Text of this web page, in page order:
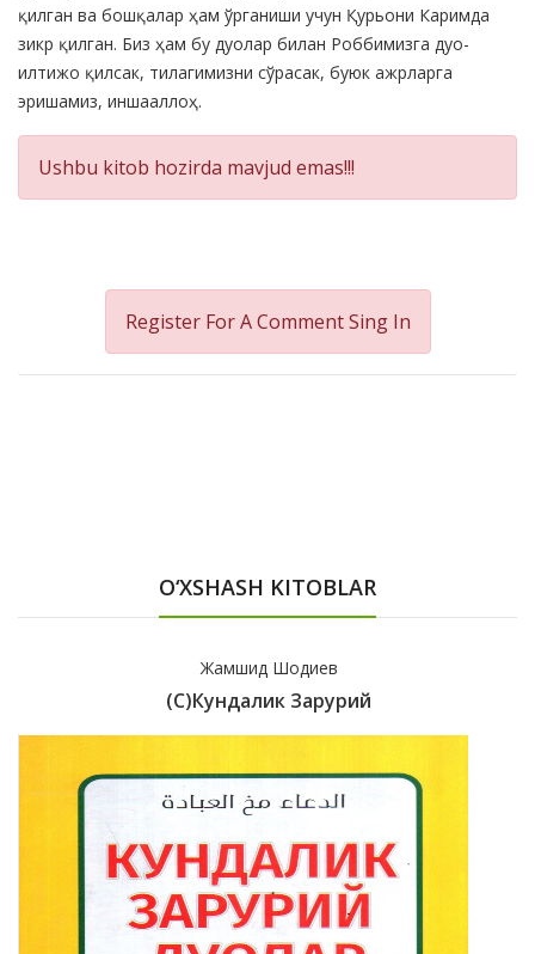
қилган ва бошқалар ҳам ўрганиши учун Қурьони Каримда
зикр қилган. Биз ҳам бу дуолар билан Роббимизга дуо-
илтижо қилсак, тилагимизни сўрасак, буюк ажрларга
эришамиз, иншааллоҳ.
Ushbu kitob hozirda mavjud emas!!!
Register For A CommentSing In
O‘XSHASH KITOBLAR
Жамшид Шодиев
(с)Кундалик Зарурий